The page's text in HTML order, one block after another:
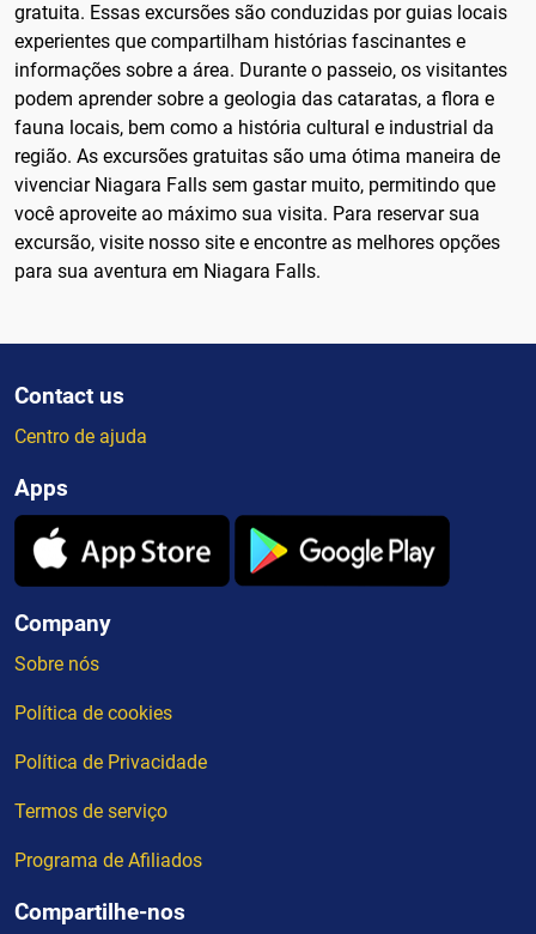
gratuita. Essas excursões são conduzidas por guias locais
experientes que compartilham histórias fascinantes e
informações sobre a área. Durante o passeio, os visitantes
podem aprender sobre a geologia das cataratas, a flora e
fauna locais, bem como a história cultural e industrial da
região. As excursões gratuitas são uma ótima maneira de
vivenciar Niagara Falls sem gastar muito, permitindo que
você aproveite ao máximo sua visita. Para reservar sua
excursão, visite nosso site e encontre as melhores opções
para sua aventura em Niagara Falls.
Contact us
Centro de ajuda
Apps
Company
Sobre nós
Política de cookies
Política de Privacidade
Termos de serviço
Programa de Afiliados
Compartilhe-nos